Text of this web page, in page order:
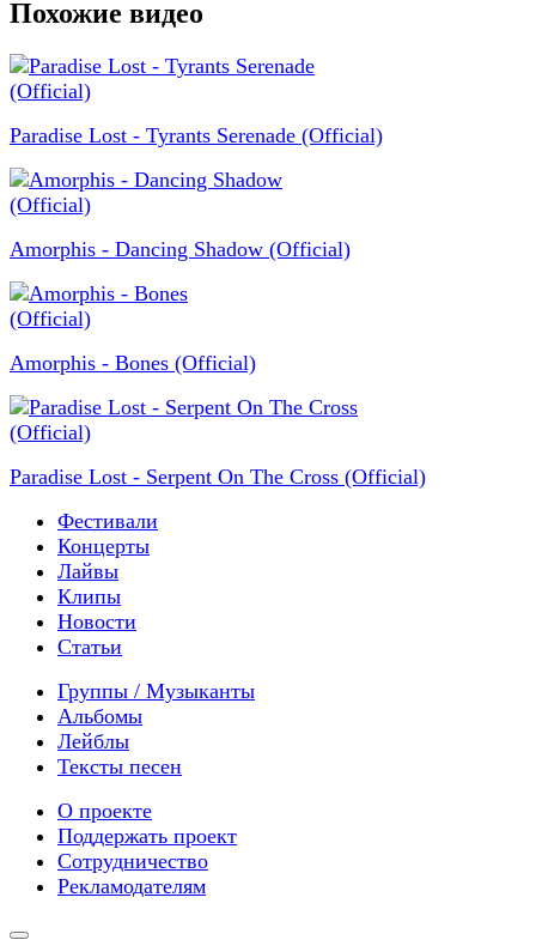
Похожие видео
Paradise Lost - Tyrants Serenade (Official)
Amorphis - Dancing Shadow (Official)
Amorphis - Bones (Official)
Paradise Lost - Serpent On The Cross (Official)
Фестивали
Концерты
Лайвы
Клипы
Новости
Статьи
Группы / Музыканты
Альбомы
Лейблы
Тексты песен
О проекте
Поддержать проект
Сотрудничество
Рекламодателям